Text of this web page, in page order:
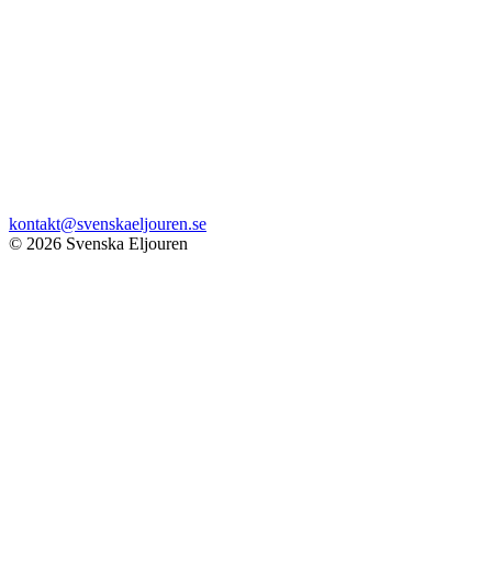
kontakt@svenskaeljouren.se
© 2026 Svenska Eljouren